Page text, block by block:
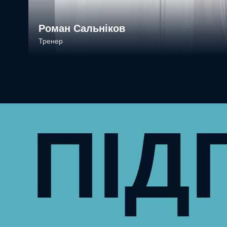
Роман Сальніков
Тренер